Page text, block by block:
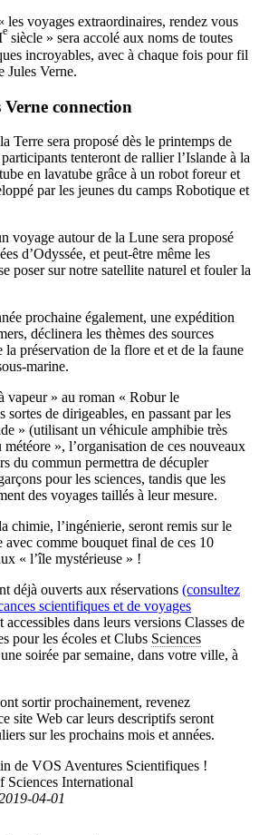
les voyages extraordinaires, rendez vous
e siècle » sera accolé aux noms de toutes
incroyables, avec à chaque fois pour fil
Jules Verne.
connection
Terre sera proposé dès le printemps de
tenteront de rallier l’Islande à la
en lavatube grâce à un robot foreur et
par les jeunes du camps Robotique et
voyage autour de la Lune sera proposé
d’Odyssée, et peut-être même les
poser sur notre satellite naturel et fouler la
prochaine également, une expédition
déclinera les thèmes des sources
la préservation de la flore et et de la faune
marine.
vapeur » au roman « Robur le
sortes de dirigeables, en passant par les
» (utilisant un véhicule amphibie très
», l’organisation de ces nouveaux
du commun permettra de décupler
pour les sciences, tandis que les
des voyages taillés à leur mesure.
chimie, l’ingénierie, seront remis sur le
avec comme bouquet final de ces 10
« l’île mystérieuse » !
déjà ouverts aux réservations (consultez
scientifiques et de voyages
accessibles dans leurs versions Classes de
pour les écoles et Clubs Sciences
soirée par semaine, dans votre ville, à
sortir prochainement, revenez
site Web car leurs descriptifs seront
sur les prochains mois et années.
de VOS Aventures Scientifiques !
Sciences International
04-01